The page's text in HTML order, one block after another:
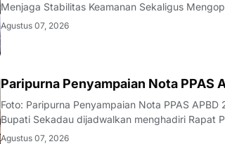
Menjaga Stabilitas Keamanan Sekaligus
Kebakaran hutan dan lahan (karhutla) masih
Agustus 07, 2026
Paripurna Penyampaian Nota PPAS
Foto: Paripurna Penyampaian Nota PPAS
Bupati Sekadau dijadwalkan menghadiri Rapat
DPRD Kabupaten Sekadau dengan agenda
Agustus 07, 2026